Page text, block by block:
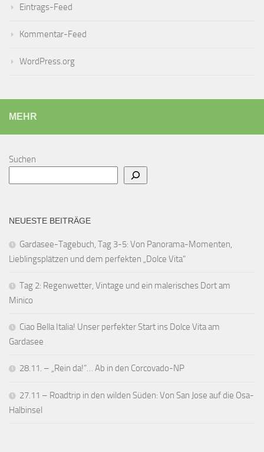
Eintrags-Feed
Kommentar-Feed
WordPress.org
MEHR
Suchen
NEUESTE BEITRÄGE
Gardasee-Tagebuch, Tag 3-5: Von Panorama-Momenten,
Lieblingsplätzen und dem perfekten „Dolce Vita“
Tag 2: Regenwetter, Vintage und ein malerisches Dort am
Minico
Ciao Bella Italia! Unser perfekter Start ins Dolce Vita am
Gardasee
28.11. – „Rein da!“… Ab in den Corcovado-NP
27.11 – Roadtrip in den wilden Süden: Von San Jose auf die Osa-
Halbinsel